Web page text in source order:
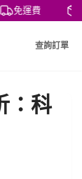
免運費
查詢訂單
：科